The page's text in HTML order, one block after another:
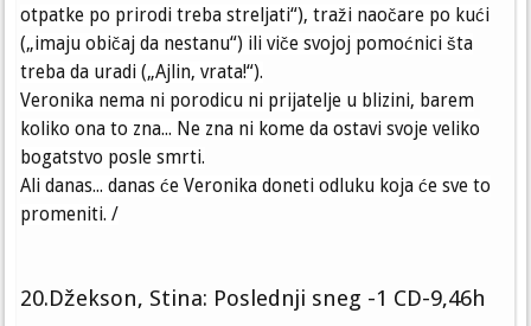
otpatke po prirodi treba streljati“), traži naočare po kući
(„imaju običaj da nestanu“) ili viče svojoj pomoćnici šta
treba da uradi („Ajlin, vrata!“).
Veronika nema ni porodicu ni prijatelje u blizini, barem
koliko ona to zna... Ne zna ni kome da ostavi svoje veliko
bogatstvo posle smrti.
Ali danas... danas će Veronika doneti odluku koja će sve to
promeniti. /
20.Džekson, Stina: Poslednji sneg -1 CD-9,46h